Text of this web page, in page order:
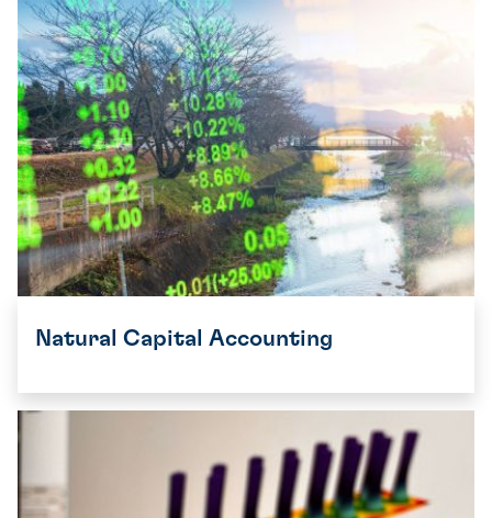
Natural Capital Accounting